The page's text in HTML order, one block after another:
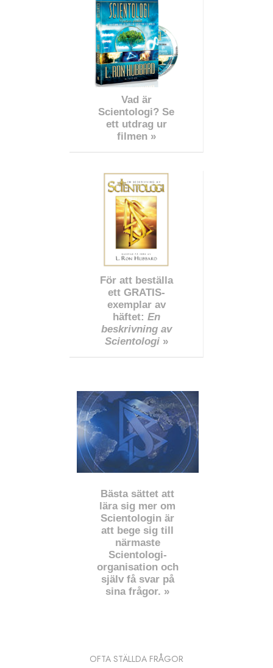
Vad är
Scientologi? Se
ett utdrag ur
filmen »
För att beställa
ett GRATIS-
exemplar av
häftet: En
beskrivning av
Scientologi»
Bästa sättet att
lära sig mer om
Scientologin är
att bege sig till
närmaste
Scientologi-
organisation och
själv få svar på
sina frågor. »
OFTA STÄLLDA FRÅGOR